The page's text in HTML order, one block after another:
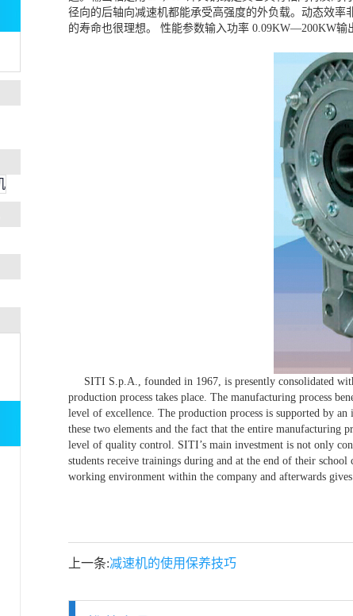
径向的后轴向减速机都能承受高强度的外负载。动态效率
的寿命也很理想。 性能参数输入功率 0.09KW—200KW
SITI S.p.A., founded in 1967, is presently consolidated
production process takes place. The manufacturing process
level of excellence. The production process is supported by
these two elements and the fact that the entire manufacturing
level of quality control. SITI’s main investment is not only
students receive trainings during and at the end of their school
working environment within the company and afterwards
上一条:减速机的使用保养技巧